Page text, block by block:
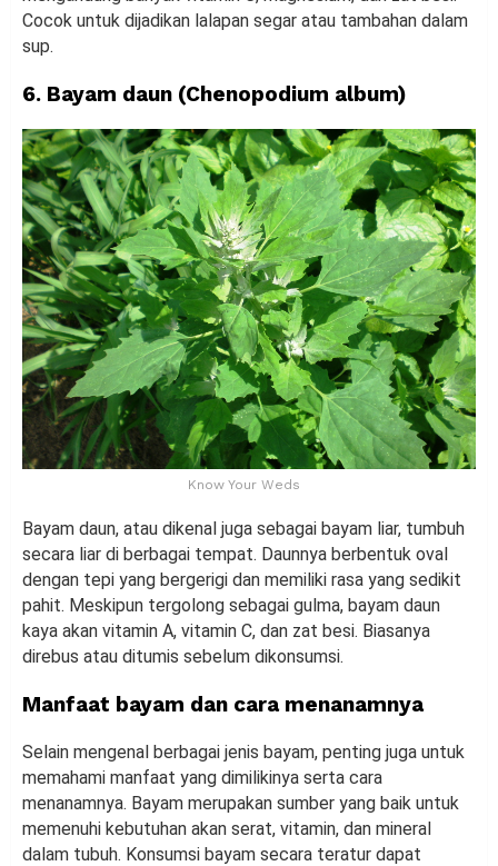
Cocok untuk dijadikan lalapan segar atau tambahan dalam
sup.
6. Bayam daun (Chenopodium album)
Know Your Weds
Bayam daun, atau dikenal juga sebagai bayam liar, tumbuh
secara liar di berbagai tempat. Daunnya berbentuk oval
dengan tepi yang bergerigi dan memiliki rasa yang sedikit
pahit. Meskipun tergolong sebagai gulma, bayam daun
kaya akan vitamin A, vitamin C, dan zat besi. Biasanya
direbus atau ditumis sebelum dikonsumsi.
Manfaat bayam dan cara menanamnya
Selain mengenal berbagai jenis bayam, penting juga untuk
memahami manfaat yang dimilikinya serta cara
menanamnya. Bayam merupakan sumber yang baik untuk
memenuhi kebutuhan akan serat, vitamin, dan mineral
dalam tubuh. Konsumsi bayam secara teratur dapat